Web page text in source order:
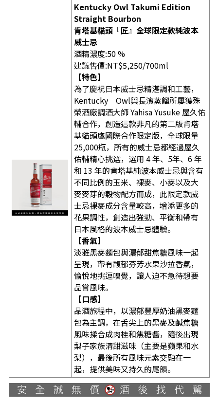
Kentucky Owl Takumi Edition
Straight Bourbon
肯塔基貓頭『匠』全球限定款純波本
威士忌
酒精濃度:50 %
建議售價:NT$5,250/700ml
【特色】
為了慶祝日本威士忌精湛調和工藝，
Kentucky Owl與長濱蒸餾所屢獲殊
榮酒廠調酒大師 Yahisa Yusuke 屋久佑
輔合作，創造這款非凡的第二版肯塔
基貓頭鷹國際合作限定版，全球限量
25,000瓶，所有的威士忌都經過屋久
佑輔精心挑選，選用 4 年、5年、6 年
和 13 年的肯塔基純波本威士忌與含有
不同比例的玉米、裸麥、小麥以及大
麥麥芽的穀物配方而成，此限定款威
士忌裸麥成分含量較高，增添更多的
花果調性，創造出強勁、平衡和帶有
日本風格的波本威士忌體驗。
【香氣】
淡雅黑麥麵包與濃郁甜焦糖風味一起
呈現，帶有馥郁芬芳水果沙拉香氣，
愉悅地挑逗嗅覺，讓人迫不急待想要
品嘗風味。
【口感】
品酒旅程中，以濃郁豐厚奶油黑麥麵
包為主調，在舌尖上的黑麥及鹹焦糖
風味揉合成肉桂和焦糖醬，隨後出現
梨子家族清甜滋味（主要是蘋果和水
梨），最後所有風味元素交融在一
起，提供美味又持久的尾韻。